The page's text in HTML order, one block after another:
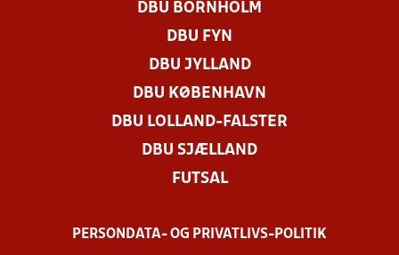
DBU BORNHOLM
DBU FYN
DBU JYLLAND
DBU KØBENHAVN
DBU LOLLAND-FALSTER
DBU SJÆLLAND
FUTSAL
PERSONDATA- OG PRIVATLIVS-POLITIK